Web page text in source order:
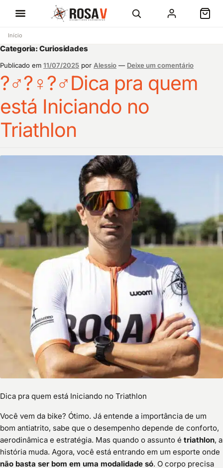
Início
Categoria: Curiosidades
Publicado em 11/07/2025 por Alessio — Deixe um comentário
?‍♂️?‍♀️?‍♂️Dica pra quem
está Iniciando no
Triathlon
Dica pra quem está Iniciando no Triathlon
Você vem da bike? Ótimo. Já entende a importância de um
bom antiatrito, sabe que o desempenho depende de conforto,
aerodinâmica e estratégia. Mas quando o assunto é triathlon, a
história muda. Agora, você está entrando em um esporte onde
não basta ser bom em uma modalidade só. O corpo precisa